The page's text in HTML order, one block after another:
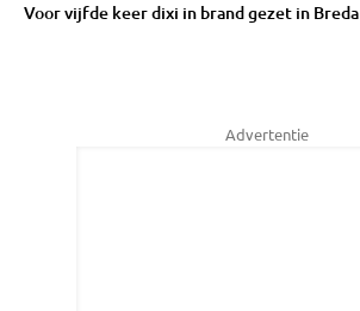
Voor vijfde keer dixi in brand gezet in Breda
Advertentie